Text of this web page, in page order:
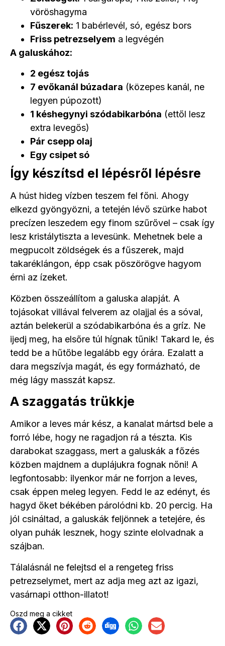
vöröshagyma
Fűszerek: 1 babérlevél, só, egész bors
Friss petrezselyem a legvégén
A galuskához:
2 egész tojás
7 evőkanál búzadara (közepes kanál, ne
legyen púpozott)
1 késhegynyi szódabikarbóna (ettől lesz
extra levegős)
Pár csepp olaj
Egy csipet só
Így készítsd el lépésről lépésre
A húst hideg vízben teszem fel főni. Ahogy
elkezd gyöngyözni, a tetején lévő szürke habot
precízen leszedem egy finom szűrővel – csak így
lesz kristálytiszta a levesünk. Mehetnek bele a
megpucolt zöldségek és a fűszerek, majd
takaréklángon, épp csak pöszörögve hagyom
érni az ízeket.
Közben összeállítom a galuska alapját. A
tojásokat villával felverem az olajjal és a sóval,
aztán belekerül a szódabikarbóna és a gríz. Ne
ijedj meg, ha elsőre túl hígnak tűnik! Takard le, és
tedd be a hűtőbe legalább egy órára. Ezalatt a
dara megszívja magát, és egy formázható, de
még lágy masszát kapsz.
A szaggatás trükkje
Amikor a leves már kész, a kanalat mártsd bele a
forró lébe, hogy ne ragadjon rá a tészta. Kis
darabokat szaggass, mert a galuskák a főzés
közben majdnem a duplájukra fognak nőni! A
legfontosabb: ilyenkor már ne forrjon a leves,
csak éppen meleg legyen. Fedd le az edényt, és
hagyd őket békében párolódni kb. 20 percig. Ha
jól csináltad, a galuskák feljönnek a tetejére, és
olyan puhák lesznek, hogy szinte elolvadnak a
szájban.
Tálalásnál ne felejtsd el a rengeteg friss
petrezselymet, mert az adja meg azt az igazi,
vasárnapi otthon-illatot!
Oszd meg a cikket